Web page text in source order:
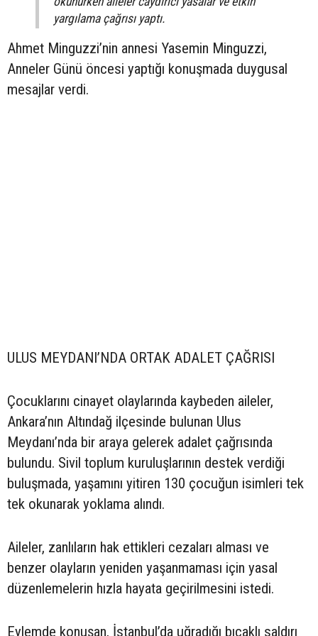
yargılama çağrısı yaptı.
Ahmet Minguzzi’nin annesi Yasemin Minguzzi,
Anneler Günü öncesi yaptığı konuşmada duygusal
mesajlar verdi.
ULUS MEYDANI’NDA ORTAK ADALET ÇAĞRISI
Çocuklarını cinayet olaylarında kaybeden aileler,
Ankara’nın Altındağ ilçesinde bulunan Ulus
Meydanı’nda bir araya gelerek adalet çağrısında
bulundu. Sivil toplum kuruluşlarının destek verdiği
buluşmada, yaşamını yitiren 130 çocuğun isimleri tek
tek okunarak yoklama alındı.
Aileler, zanlıların hak ettikleri cezaları alması ve
benzer olayların yeniden yaşanmaması için yasal
düzenlemelerin hızla hayata geçirilmesini istedi.
Eylemde konuşan, İstanbul’da uğradığı bıçaklı saldırı